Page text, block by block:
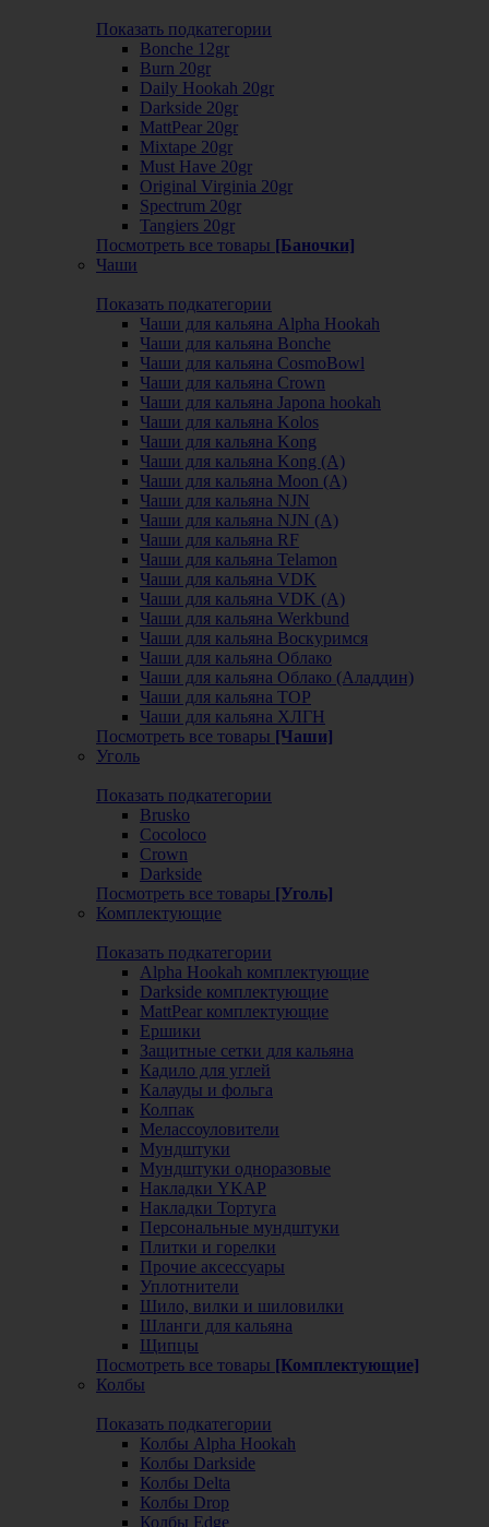
Показать подкатегории
Bonche 12gr
Burn 20gr
Daily Hookah 20gr
Darkside 20gr
MattPear 20gr
Mixtape 20gr
Must Have 20gr
Original Virginia 20gr
Spectrum 20gr
Tangiers 20gr
Посмотреть все товары [Баночки]
Чаши
Показать подкатегории
Чаши для кальяна Alpha Hookah
Чаши для кальяна Bonche
Чаши для кальяна CosmoBowl
Чаши для кальяна Crown
Чаши для кальяна Japona hookah
Чаши для кальяна Kolos
Чаши для кальяна Kong
Чаши для кальяна Kong (A)
Чаши для кальяна Moon (А)
Чаши для кальяна NJN
Чаши для кальяна NJN (А)
Чаши для кальяна RF
Чаши для кальяна Telamon
Чаши для кальяна VDK
Чаши для кальяна VDK (А)
Чаши для кальяна Werkbund
Чаши для кальяна Воскуримся
Чаши для кальяна Облако
Чаши для кальяна Облако (Аладдин)
Чаши для кальяна ТОР
Чаши для кальяна ХЛГН
Посмотреть все товары [Чаши]
Уголь
Показать подкатегории
Brusko
Cocoloco
Crown
Darkside
Посмотреть все товары [Уголь]
Комплектующие
Показать подкатегории
Alpha Hookah комплектующие
Darkside комплектующие
MattPear комплектующие
Ершики
Защитные сетки для кальяна
Кадило для углей
Калауды и фольга
Колпак
Мелассоуловители
Мундштуки
Мундштуки одноразовые
Накладки YKAP
Накладки Тортуга
Персональные мундштуки
Плитки и горелки
Прочие аксессуары
Уплотнители
Шило, вилки и шиловилки
Шланги для кальяна
Щипцы
Посмотреть все товары [Комплектующие]
Колбы
Показать подкатегории
Колбы Alpha Hookah
Колбы Darkside
Колбы Delta
Колбы Drop
Колбы Edge